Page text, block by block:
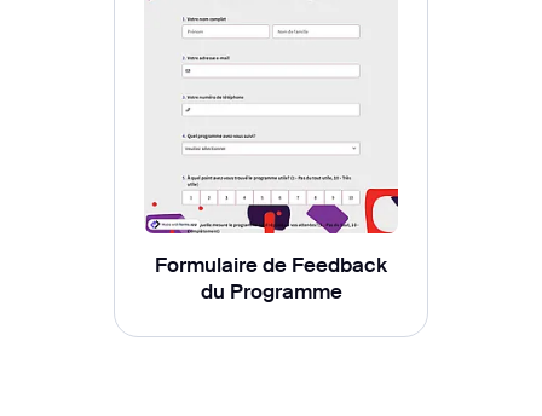
Formulaire de Feedback
du Programme